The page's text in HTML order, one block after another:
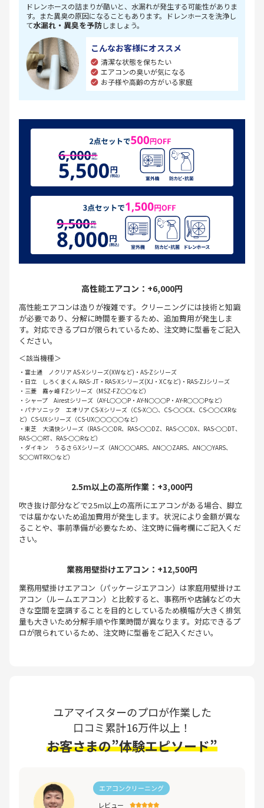
ドレンホースの詰まりが酷いと、水漏れが発生する可能性がありま
す。また異臭の原因になることもあります。ドレンホースを洗浄し
て水漏れ・異臭を予防しましょう。
こんなお客様にオススメ
清潔な状態を保ちたい
エアコンの臭いが気になる
お子様や高齢の方がいる家庭
高性能エアコン：+6,000円
高性能エアコンは造りが複雑です。クリーニングには技術と知識
が必要であり、分解に時間を要するため、追加費用が発生しま
す。対応できるプロが限られているため、注文時に型番をご記入
ください。
＜該当機種＞
・富士通 ノクリア AS-Xシリーズ(XWなど)・AS-Zシリーズ
・日立 しろくまくん RAS- JT・RAS-Xシリーズ(XJ・XCなど)・RAS-ZJシリーズ
・三菱 霧ヶ峰 FZシリーズ（MSZ-FZ○○など）
・シャープ Airestシリーズ（AY-L○○○P・AY-N○○○P・AY-R○○○Pなど）
・パナソニック エオリア CS-Xシリーズ（CS-X○○、CS-○○CX、CS-○○CXRな
ど）CS-UXシリーズ（CS-UX○○○○○など）
・東芝 大清快シリーズ（RAS-○○DR、RAS-○○DZ、RAS-○○DX、RAS-○○DT、
RAS-○○RT、RAS-○○Rなど）
・ダイキン うるさらXシリーズ（AN○○○ARS、AN○○ZARS、AN○○YARS、
S○○WTRX○など）
2.5m以上の高所作業：+3,000円
吹き抜け部分などで2.5m以上の高所にエアコンがある場合、脚立
では届かないため追加費用が発生します。状況により金額が異な
ることや、事前準備が必要なため、注文時に備考欄にご記入くだ
さい。
業務用壁掛けエアコン：+12,500円
業務用壁掛けエアコン（パッケージエアコン）は家庭用壁掛けエ
アコン（ルームエアコン）と比較すると、事務所や店舗などの大
きな空間を空調することを目的としているため横幅が大きく排気
量も大きいため分解手順や作業時間が異なります。対応できるプ
ロが限られているため、注文時に型番をご記入ください。
ユアマイスターのプロが作業した
口コミ累計16万件以上！
お客さまの”体験エピソード”
エアコンクリーニング
レビュー